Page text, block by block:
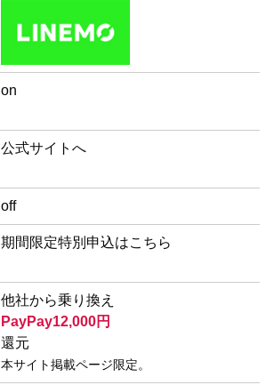
on
公式サイトへ
off
期間限定特別申込はこちら
他社から乗り換え
PayPay12,000円
還元
本サイト掲載ページ限定。